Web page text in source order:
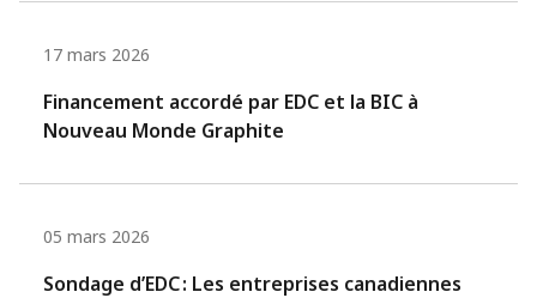
17 mars 2026
Financement accordé par EDC et la BIC à
Nouveau Monde Graphite
05 mars 2026
Sondage d’EDC : Les entreprises canadiennes